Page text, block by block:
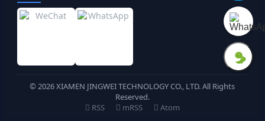
©2026XIAMEN JINGWEI TECHNOLOGY CO., LTD. All Rights
Reserved.
RSS
mRSS Atom